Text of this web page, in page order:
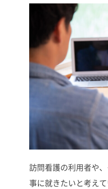
訪問看護の利用者や
事に就きたいと考え